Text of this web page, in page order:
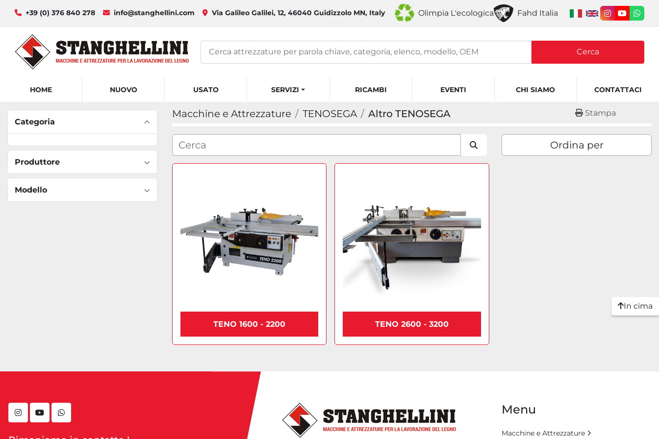
+39 (0) 376 840 278 info@stanghellini.com Via Galileo Galilei, 12, 46040 Guidizzolo MN, Italy Olimpia L'ecologica Fahd Italia
instagram
youtube
Cerca
HOME EVENTI
NUOVO USATO SERVIZI RICAMBI CHI SIAMO CONTATTACI
Categoria
Produttore
Modello
Macchine e Attrezzature TENOSEGA Altro TENOSEGA Stampa
Ordina per
TENO 1600 - 2200 TENO 2600 - 3200
In cima
instagramyoutubewhatsapp
Menu
Macchine e Attrezzature